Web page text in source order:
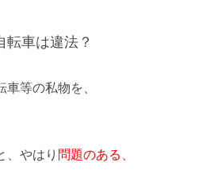
転車は違法？
車等の私物を、
、やはり 問題のある、